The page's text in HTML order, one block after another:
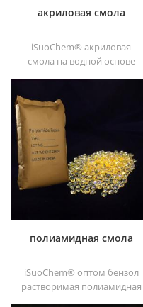
акриловая смола
iSuoChem® акриловая
смола на водной основе
абразивостойкость,
хорошая растворимость,
высокая прозрачность,
хорошая печатность и
хорошая транзитивность.
полиамидная смола
iSuoChem® оптом бензол
растворимая полиамидная